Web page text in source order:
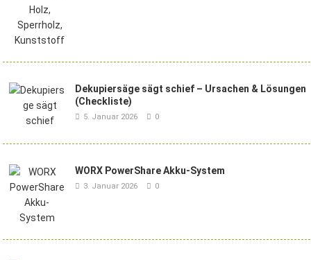
Dekupiersäge sägt schief – Ursachen & Lösungen
(Checkliste)
5. Januar 2026 0
WORX PowerShare Akku-System
3. Januar 2026 0